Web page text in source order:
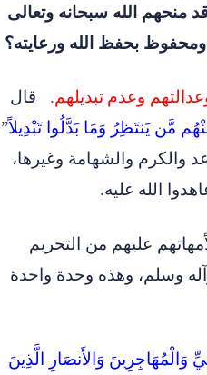
منحهم الله سبحانه وتعالى
ومحفوظ بحفظ الله ورعايته؟
وعدم تبديلهم.
قال
مَّن يَنتَظِرُ وَمَا بَدَّلُوا تَبْدِيلاً”
والكرم والشهامة وغيرها،
الله عليه.
عليهم من التحريم
وسلم، وهذه وحدة واحدة
وَالْمُهَاجِرِينَ وَالأَنصَارِ الَّذِينَ